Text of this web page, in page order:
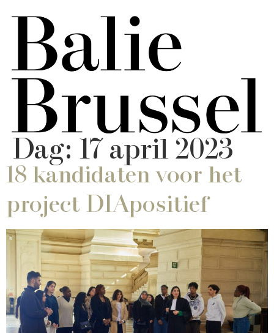
Dag: 17 april 2023
18 kandidaten voor het
project DIApositief